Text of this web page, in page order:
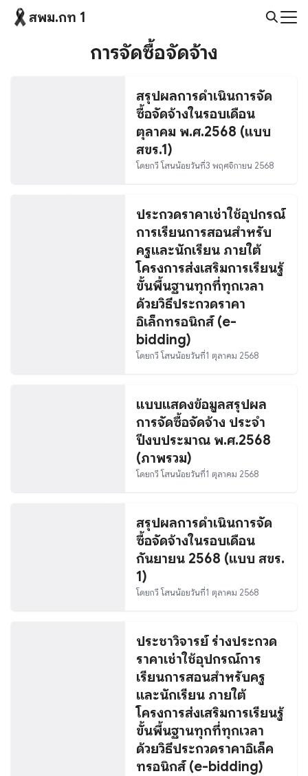
Skip
สพม.กท 1
การจัดซื้อจัดจ้าง
สรุปผลการดำเนินการจัด
ซื้อจัดจ้างในรอบเดือน
ตุลาคม พ.ศ.2568 (แบบ
สขร.1)
โดยกวี โสนน้อยวันที่3 พฤศจิกายน 2568
ประกวดราคาเช่าใช้อุปกรณ์
การเรียนการสอนสำหรับ
ครูและนักเรียน ภายใต้
โครงการส่งเสริมการเรียนรู้
ขั้นพื้นฐานทุกที่ทุกเวลา
ด้วยวิธีประกวดราคา
อิเล็กทรอนิกส์ (e-
bidding)
โดยกวี โสนน้อยวันที่1 ตุลาคม 2568
แบบแสดงข้อมูลสรุปผล
การจัดซื้อจัดจ้าง ประจำ
ปีงบประมาณ พ.ศ.2568
(ภาพรวม)
โดยกวี โสนน้อยวันที่1 ตุลาคม 2568
สรุปผลการดำเนินการจัด
ซื้อจัดจ้างในรอบเดือน
กันยายน 2568 (แบบ สขร.
1)
โดยกวี โสนน้อยวันที่1 ตุลาคม 2568
ประชาวิจารย์ ร่างประกวด
ราคาเช่าใช้อุปกรณ์การ
เรียนการสอนสำหรับครู
และนักเรียน ภายใต้
โครงการส่งเสริมการเรียนรู้
ขั้นพื้นฐานทุกที่ทุกเวลา
ด้วยวิธีประกวดราคาอิเล็ค
ทรอนิกส์ (e-bidding)